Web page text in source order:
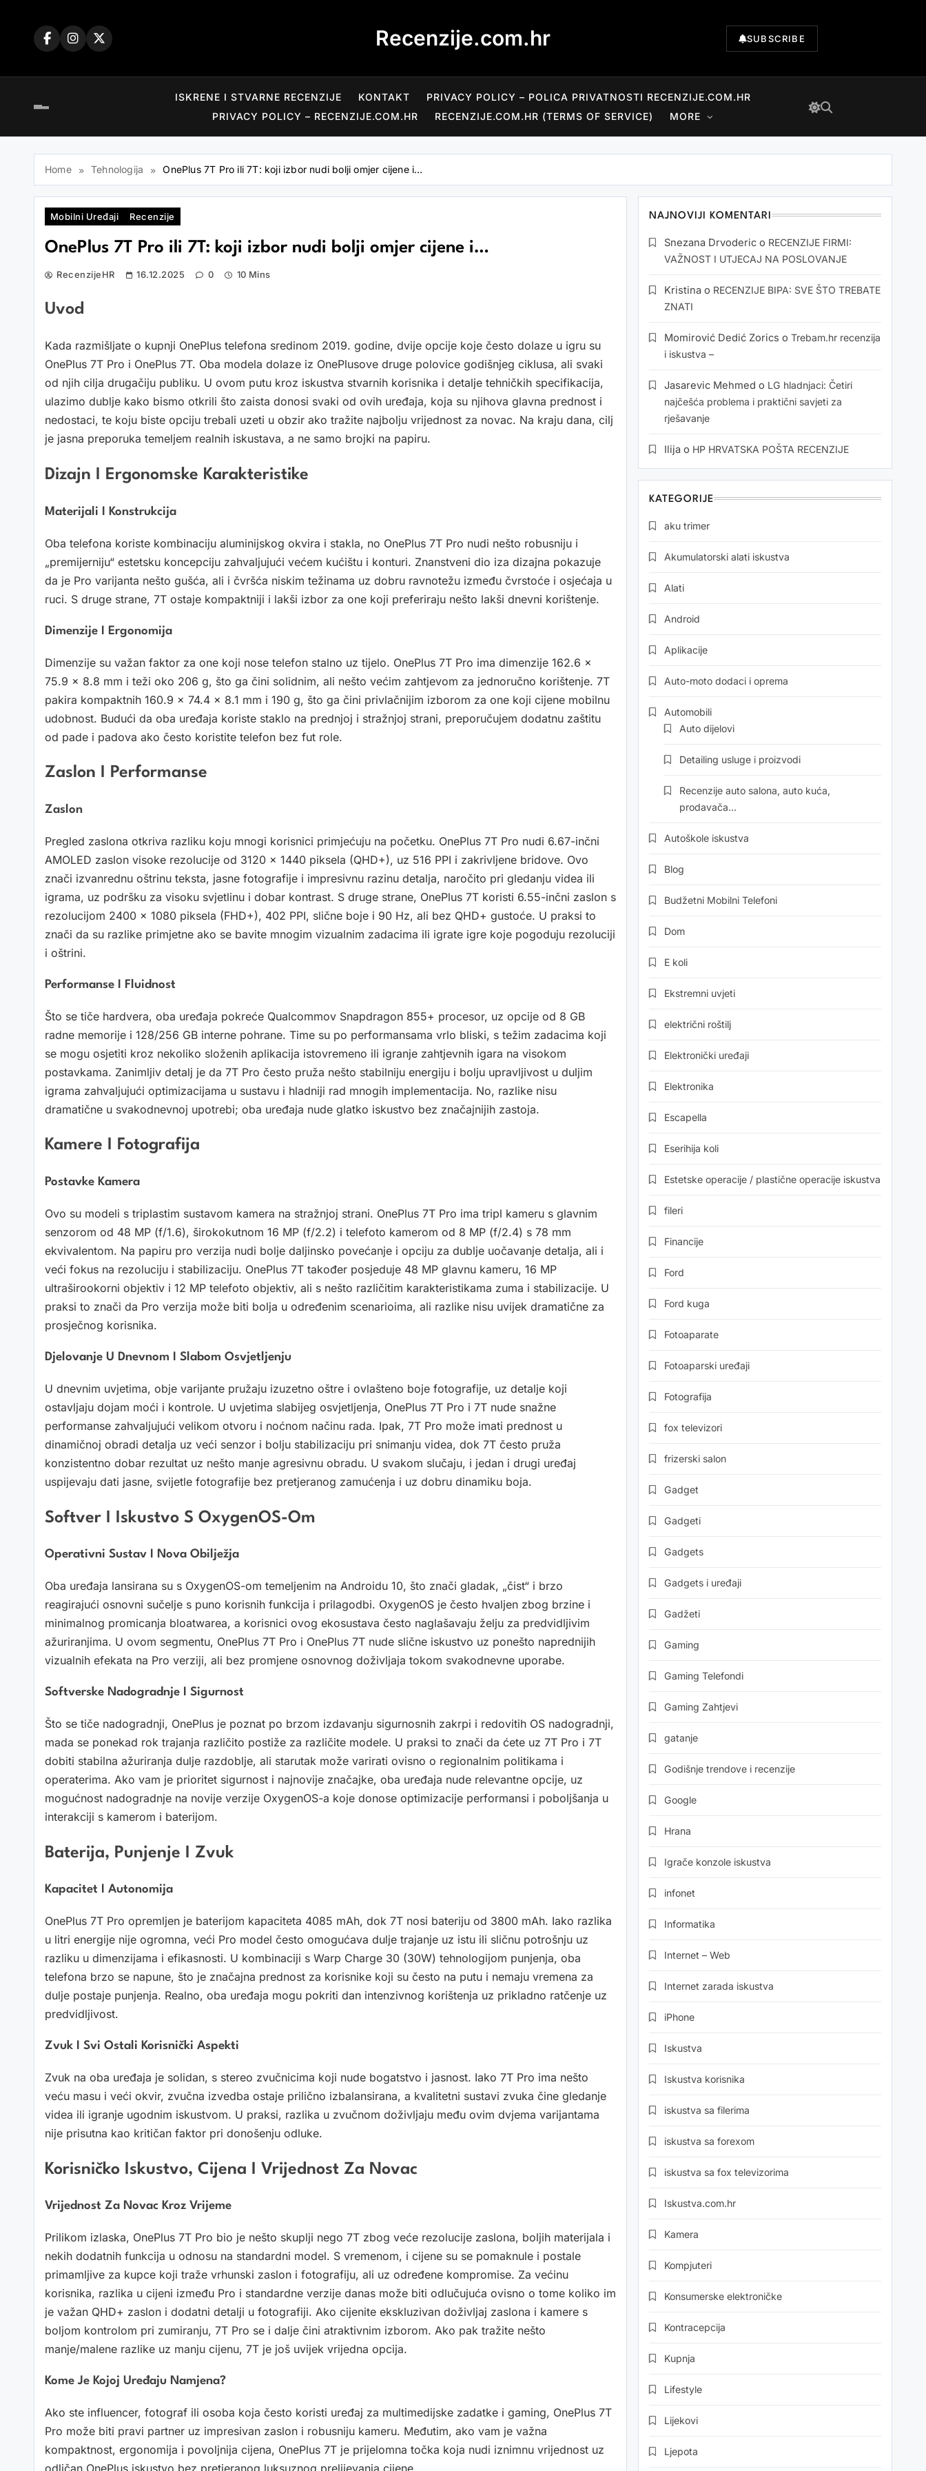
Recenzije.com.hr SUBSCRIBE
ISKRENE I STVARNE RECENZIJE KONTAKT
PRIVACY POLICY – POLICA PRIVATNOSTI RECENZIJE.COM.HR
PRIVACY POLICY – RECENZIJE.COM.HR
RECENZIJE.COM.HR (TERMS OF SERVICE) MORE
Home Tehnologija OnePlus 7T Pro ili 7T: koji izbor nudi bolji omjer cijene i…
Mobilni Uređaji Recenzije
OnePlus 7T Pro ili 7T: koji izbor nudi bolji omjer cijene i…
RecenzijeHR 16.12.2025 0 10 Mins
Uvod
Kada razmišljate o kupnji OnePlus telefona sredinom 2019. godine, dvije opcije koje često dolaze u igru su
OnePlus 7T Pro i OnePlus 7T. Oba modela dolaze iz OnePlusove druge polovice godišnjeg ciklusa, ali svaki
od njih cilja drugačiju publiku. U ovom putu kroz iskustva stvarnih korisnika i detalje tehničkih specifikacija,
ulazimo dublje kako bismo otkrili što zaista donosi svaki od ovih uređaja, koja su njihova glavna prednost i
nedostaci, te koju biste opciju trebali uzeti u obzir ako tražite najbolju vrijednost za novac. Na kraju dana, cilj
je jasna preporuka temeljem realnih iskustava, a ne samo brojki na papiru.
Dizajn I Ergonomske Karakteristike
Materijali I Konstrukcija
Oba telefona koriste kombinaciju aluminijskog okvira i stakla, no OnePlus 7T Pro nudi nešto robusniju i
„premijerniju“ estetsku koncepciju zahvaljujući većem kućištu i konturi. Znanstveni dio iza dizajna pokazuje
da je Pro varijanta nešto gušća, ali i čvršća niskim težinama uz dobru ravnotežu između čvrstoće i osjećaja u
ruci. S druge strane, 7T ostaje kompaktniji i lakši izbor za one koji preferiraju nešto lakši dnevni korištenje.
Dimenzije I Ergonomija
Dimenzije su važan faktor za one koji nose telefon stalno uz tijelo. OnePlus 7T Pro ima dimenzije 162.6 ×
75.9 × 8.8 mm i teži oko 206 g, što ga čini solidnim, ali nešto većim zahtjevom za jednoručno korištenje. 7T
pakira kompaktnih 160.9 × 74.4 × 8.1 mm i 190 g, što ga čini privlačnijim izborom za one koji cijene mobilnu
udobnost. Budući da oba uređaja koriste staklo na prednjoj i stražnjoj strani, preporučujem dodatnu zaštitu
od pade i padova ako često koristite telefon bez fut role.
Zaslon I Performanse
Zaslon
Pregled zaslona otkriva razliku koju mnogi korisnici primjećuju na početku. OnePlus 7T Pro nudi 6.67-inčni
AMOLED zaslon visoke rezolucije od 3120 × 1440 piksela (QHD+), uz 516 PPI i zakrivljene bridove. Ovo
znači izvanrednu oštrinu teksta, jasne fotografije i impresivnu razinu detalja, naročito pri gledanju videa ili
igrama, uz podršku za visoku svjetlinu i dobar kontrast. S druge strane, OnePlus 7T koristi 6.55-inčni zaslon s
rezolucijom 2400 × 1080 piksela (FHD+), 402 PPI, slične boje i 90 Hz, ali bez QHD+ gustoće. U praksi to
znači da su razlike primjetne ako se bavite mnogim vizualnim zadacima ili igrate igre koje pogoduju rezoluciji
i oštrini.
Performanse I Fluidnost
Što se tiče hardvera, oba uređaja pokreće Qualcommov Snapdragon 855+ procesor, uz opcije od 8 GB
radne memorije i 128/256 GB interne pohrane. Time su po performansama vrlo bliski, s težim zadacima koji
se mogu osjetiti kroz nekoliko složenih aplikacija istovremeno ili igranje zahtjevnih igara na visokom
postavkama. Zanimljiv detalj je da 7T Pro često pruža nešto stabilniju energiju i bolju upravljivost u duljim
igrama zahvaljujući optimizacijama u sustavu i hladniji rad mnogih implementacija. No, razlike nisu
dramatične u svakodnevnoj upotrebi; oba uređaja nude glatko iskustvo bez značajnijih zastoja.
Kamere I Fotografija
Postavke Kamera
Ovo su modeli s triplastim sustavom kamera na stražnjoj strani. OnePlus 7T Pro ima tripl kameru s glavnim
senzorom od 48 MP (f/1.6), širokokutnom 16 MP (f/2.2) i telefoto kamerom od 8 MP (f/2.4) s 78 mm
ekvivalentom. Na papiru pro verzija nudi bolje daljinsko povećanje i opciju za dublje uočavanje detalja, ali i
veći fokus na rezoluciju i stabilizaciju. OnePlus 7T također posjeduje 48 MP glavnu kameru, 16 MP
ultraširookorni objektiv i 12 MP telefoto objektiv, ali s nešto različitim karakteristikama zuma i stabilizacije. U
praksi to znači da Pro verzija može biti bolja u određenim scenarioima, ali razlike nisu uvijek dramatične za
prosječnog korisnika.
Djelovanje U Dnevnom I Slabom Osvjetljenju
U dnevnim uvjetima, obje varijante pružaju izuzetno oštre i ovlašteno boje fotografije, uz detalje koji
ostavljaju dojam moći i kontrole. U uvjetima slabijeg osvjetljenja, OnePlus 7T Pro i 7T nude snažne
performanse zahvaljujući velikom otvoru i noćnom načinu rada. Ipak, 7T Pro može imati prednost u
dinamičnoj obradi detalja uz veći senzor i bolju stabilizaciju pri snimanju videa, dok 7T često pruža
konzistentno dobar rezultat uz nešto manje agresivnu obradu. U svakom slučaju, i jedan i drugi uređaj
uspijevaju dati jasne, svijetle fotografije bez pretjeranog zamućenja i uz dobru dinamiku boja.
Softver I Iskustvo S OxygenOS-Om
Operativni Sustav I Nova Obilježja
Oba uređaja lansirana su s OxygenOS-om temeljenim na Androidu 10, što znači gladak, „čist“ i brzo
reagirajući osnovni sučelje s puno korisnih funkcija i prilagodbi. OxygenOS je često hvaljen zbog brzine i
minimalnog promicanja bloatwarea, a korisnici ovog ekosustava često naglašavaju želju za predvidljivim
ažuriranjima. U ovom segmentu, OnePlus 7T Pro i OnePlus 7T nude slične iskustvo uz ponešto naprednijih
vizualnih efekata na Pro verziji, ali bez promjene osnovnog doživljaja tokom svakodnevne uporabe.
Softverske Nadogradnje I Sigurnost
Što se tiče nadogradnji, OnePlus je poznat po brzom izdavanju sigurnosnih zakrpi i redovitih OS nadogradnji,
mada se ponekad rok trajanja različito postiže za različite modele. U praksi to znači da ćete uz 7T Pro i 7T
dobiti stabilna ažuriranja dulje razdoblje, ali starutak može varirati ovisno o regionalnim politikama i
operaterima. Ako vam je prioritet sigurnost i najnovije značajke, oba uređaja nude relevantne opcije, uz
mogućnost nadogradnje na novije verzije OxygenOS-a koje donose optimizacije performansi i poboljšanja u
interakciji s kamerom i baterijom.
Baterija, Punjenje I Zvuk
Kapacitet I Autonomija
OnePlus 7T Pro opremljen je baterijom kapaciteta 4085 mAh, dok 7T nosi bateriju od 3800 mAh. Iako razlika
u litri energije nije ogromna, veći Pro model često omogućava dulje trajanje uz istu ili sličnu potrošnju uz
razliku u dimenzijama i efikasnosti. U kombinaciji s Warp Charge 30 (30W) tehnologijom punjenja, oba
telefona brzo se napune, što je značajna prednost za korisnike koji su često na putu i nemaju vremena za
dulje postaje punjenja. Realno, oba uređaja mogu pokriti dan intenzivnog korištenja uz prikladno ratčenje uz
predvidljivost.
Zvuk I Svi Ostali Korisnički Aspekti
Zvuk na oba uređaja je solidan, s stereo zvučnicima koji nude bogatstvo i jasnost. Iako 7T Pro ima nešto
veću masu i veći okvir, zvučna izvedba ostaje prilično izbalansirana, a kvalitetni sustavi zvuka čine gledanje
videa ili igranje ugodnim iskustvom. U praksi, razlika u zvučnom doživljaju među ovim dvjema varijantama
nije prisutna kao kritičan faktor pri donošenju odluke.
Korisničko Iskustvo, Cijena I Vrijednost Za Novac
Vrijednost Za Novac Kroz Vrijeme
Prilikom izlaska, OnePlus 7T Pro bio je nešto skuplji nego 7T zbog veće rezolucije zaslona, boljih materijala i
nekih dodatnih funkcija u odnosu na standardni model. S vremenom, i cijene su se pomaknule i postale
primamljive za kupce koji traže vrhunski zaslon i fotografiju, ali uz određene kompromise. Za većinu
korisnika, razlika u cijeni između Pro i standardne verzije danas može biti odlučujuća ovisno o tome koliko im
je važan QHD+ zaslon i dodatni detalji u fotografiji. Ako cijenite ekskluzivan doživljaj zaslona i kamere s
boljom kontrolom pri zumiranju, 7T Pro se i dalje čini atraktivnim izborom. Ako pak tražite nešto
manje/malene razlike uz manju cijenu, 7T je još uvijek vrijedna opcija.
Kome Je Kojoj Uređaju Namjena?
Ako ste influencer, fotograf ili osoba koja često koristi uređaj za multimedijske zadatke i gaming, OnePlus 7T
Pro može biti pravi partner uz impresivan zaslon i robusniju kameru. Međutim, ako vam je važna
kompaktnost, ergonomija i povoljnija cijena, OnePlus 7T je prijelomna točka koja nudi iznimnu vrijednost uz
NAJNOVIJI KOMENTARI
Snezana Drvoderic o RECENZIJE FIRMI:
VAŽNOST I UTJECAJ NA POSLOVANJE
Kristina o RECENZIJE BIPA: SVE ŠTO TREBATE
ZNATI
Momirović Dedić Zorics o Trebam.hr recenzija
i iskustva –
Jasarevic Mehmed o LG hladnjaci: Četiri
najčešća problema i praktični savjeti za
rješavanje
Ilija o HP HRVATSKA POŠTA RECENZIJE
KATEGORIJE
aku trimer
Akumulatorski alati iskustva
Alati
Android
Aplikacije
Auto-moto dodaci i oprema
Automobili
Auto dijelovi
Detailing usluge i proizvodi
Recenzije auto salona, auto kuća,
prodavača…
Autoškole iskustva
Blog
Budžetni Mobilni Telefoni
Dom
E koli
Ekstremni uvjeti
električni roštilj
Elektronički uređaji
Elektronika
Escapella
Eserihija koli
Estetske operacije / plastične operacije iskustva
fileri
Financije
Ford
Ford kuga
Fotoaparate
Fotoaparski uređaji
Fotografija
fox televizori
frizerski salon
Gadget
Gadgeti
Gadgets
Gadgets i uređaji
Gadžeti
Gaming
Gaming Telefondi
Gaming Zahtjevi
gatanje
Godišnje trendove i recenzije
Google
Hrana
Igrače konzole iskustva
infonet
Informatika
Internet – Web
Internet zarada iskustva
iPhone
Iskustva
Iskustva korisnika
iskustva sa filerima
iskustva sa forexom
iskustva sa fox televizorima
Iskustva.com.hr
Kamera
Kompjuteri
Konsumerske elektroničke
Kontracepcija
Kupnja
Lifestyle
Lijekovi
Ljepota